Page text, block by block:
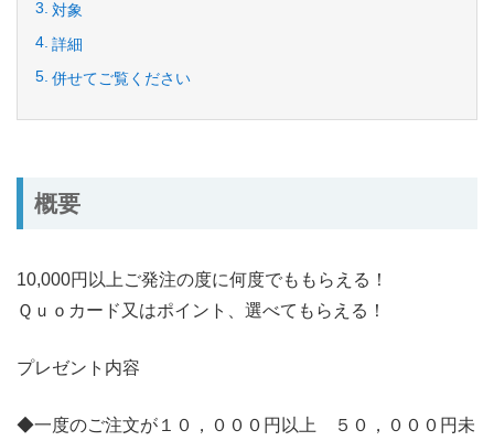
対象
詳細
併せてご覧ください
概要
10,000円以上ご発注の度に何度でももらえる！
Ｑｕｏカード又はポイント、選べてもらえる！
プレゼント内容
◆一度のご注文が１０，０００円以上 ５０，０００円未